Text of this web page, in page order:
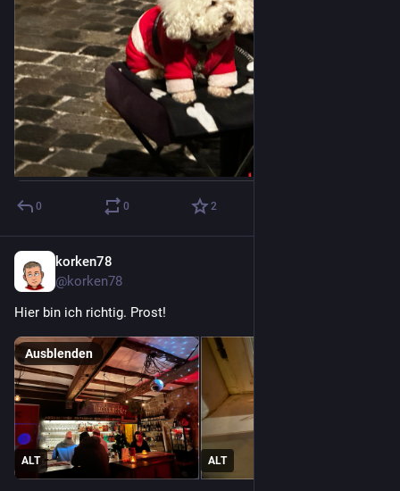
0 0 2
korken78
@korken78
Hier bin ich richtig. Prost!
ALT ALT
Ausblenden